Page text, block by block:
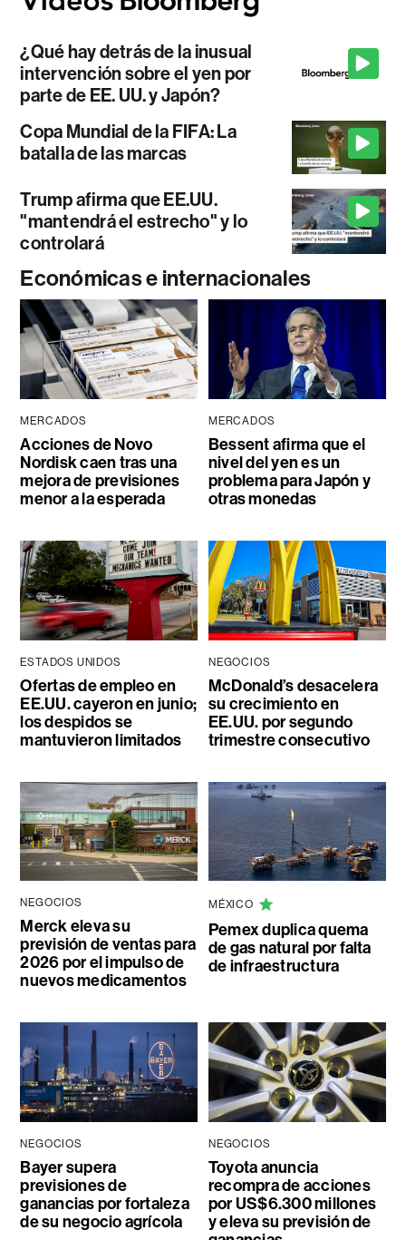
¿Qué hay detrás de la inusual
intervención sobre el yen por
parte de EE. UU. y Japón?
Copa Mundial de la FIFA: La
batalla de las marcas
Trump afirma que EE.UU.
"mantendrá el estrecho" y lo
controlará
Económicas e internacionales
MERCADOS
Acciones de Novo
Nordisk caen tras una
mejora de previsiones
menor a la esperada
MERCADOS
Bessent afirma que el
nivel del yen es un
problema para Japón y
otras monedas
ESTADOS UNIDOS
Ofertas de empleo en
EE.UU. cayeron en junio;
los despidos se
mantuvieron limitados
NEGOCIOS
McDonald’s desacelera
su crecimiento en
EE.UU. por segundo
trimestre consecutivo
NEGOCIOS
Merck eleva su
previsión de ventas para
2026 por el impulso de
nuevos medicamentos
MÉXICO
Pemex duplica quema
de gas natural por falta
de infraestructura
NEGOCIOS
Bayer supera
previsiones de
ganancias por fortaleza
de su negocio agrícola
NEGOCIOS
Toyota anuncia
recompra de acciones
por US$6.300 millones
y eleva su previsión de